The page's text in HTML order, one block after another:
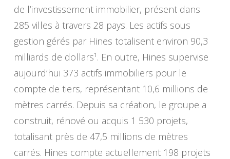
de l’investissement immobilier, présent dans
285 villes à travers 28 pays. Les actifs sous
gestion gérés par Hines totalisent environ 90,3
milliards de dollars¹. En outre, Hines supervise
aujourd’hui 373 actifs immobiliers pour le
compte de tiers, représentant 10,6 millions de
mètres carrés. Depuis sa création, le groupe a
construit, rénové ou acquis 1 530 projets,
totalisant près de 47,5 millions de mètres
carrés. Hines compte actuellement 198 projets